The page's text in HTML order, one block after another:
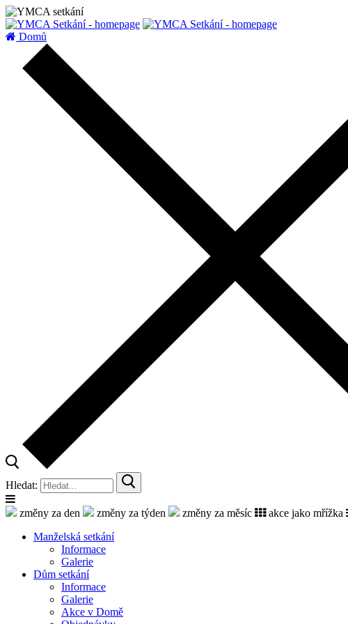
Domů
Hledat:
změny za den změny za týden změny za měsíc akce jako mřížka
Manželská setkání
Informace
Galerie
Dům setkání
Informace
Galerie
Akce v Domě
zatížení serveru